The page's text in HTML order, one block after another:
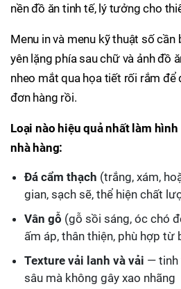
nền đồ ăn tinh tế, lý tưởng cho
Menu in và menu kỹ thuật số
yên lặng phía sau chữ và ảnh đồ
nheo mắt qua họa tiết rối rắm để
đơn hàng rồi.
Loại nào hiệu quả nhất làm
nhà hàng:
Đá cẩm thạch (trắng, xám,
gian, sạch sẽ, thể hiện chất
Vân gỗ (gỗ sồi sáng, óc chó
ấm áp, thân thiện, phù hợp từ
Texture vải lanh và vải — tinh
sâu mà không gây xao nhãng